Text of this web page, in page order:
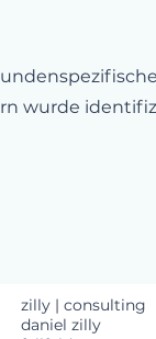
wurde
zilly | consulting
daniel zilly